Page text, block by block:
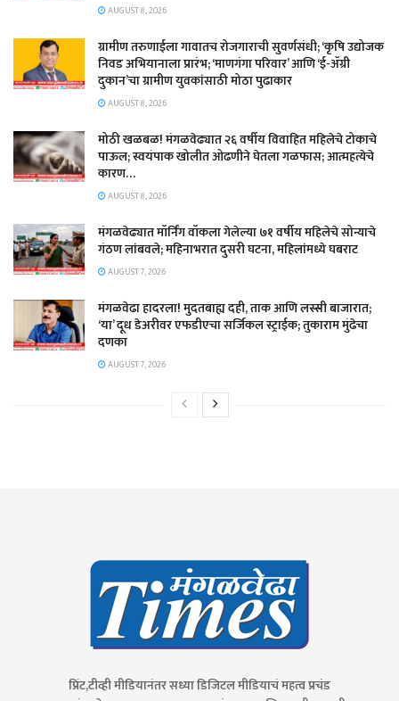
AUGUST 8, 2026
​ग्रामीण तरुणाईला गावातच रोजगाराची सुवर्णसंधी; ‘कृषि उद्योजक
निवड अभियानाला प्रारंभ; ‘माणगंगा परिवार’ आणि ‘ई-ॲग्री
दुकान’चा ग्रामीण युवकांसाठी मोठा पुढाकार
AUGUST 8, 2026
मोठी खळबळ! मंगळवेढ्यात २६ वर्षीय विवाहित महिलेचे टोकाचे
पाऊल; स्वयंपाक खोलीत ओढणीने घेतला गळफास; आत्महत्येचे
कारण…
AUGUST 8, 2026
मंगळवेढ्यात मॉर्निंग वॉकला गेलेल्या ७१ वर्षीय महिलेचे सोन्याचे
गंठण लांबवले; महिनाभरात दुसरी घटना, महिलांमध्ये घबराट
AUGUST 7, 2026
​मंगळवेढा हादरला! मुदतबाह्य दही, ताक आणि लस्सी बाजारात;
‘या’ दूध डेअरीवर एफडीएचा सर्जिकल स्ट्राईक; ​तुकाराम मुंढेचा
दणका
AUGUST 7, 2026
प्रिंट,टीव्ही मीडियानंतर सध्या डिजिटल मीडियाचं महत्व प्रचंड